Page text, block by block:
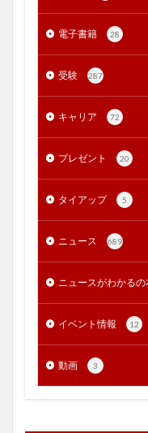
電子書籍 28
受験 287
キャリア 72
プレゼント 20
タイアップ 5
ニュース 689
ニュースがわかるの
イベント情報 12
動画 3